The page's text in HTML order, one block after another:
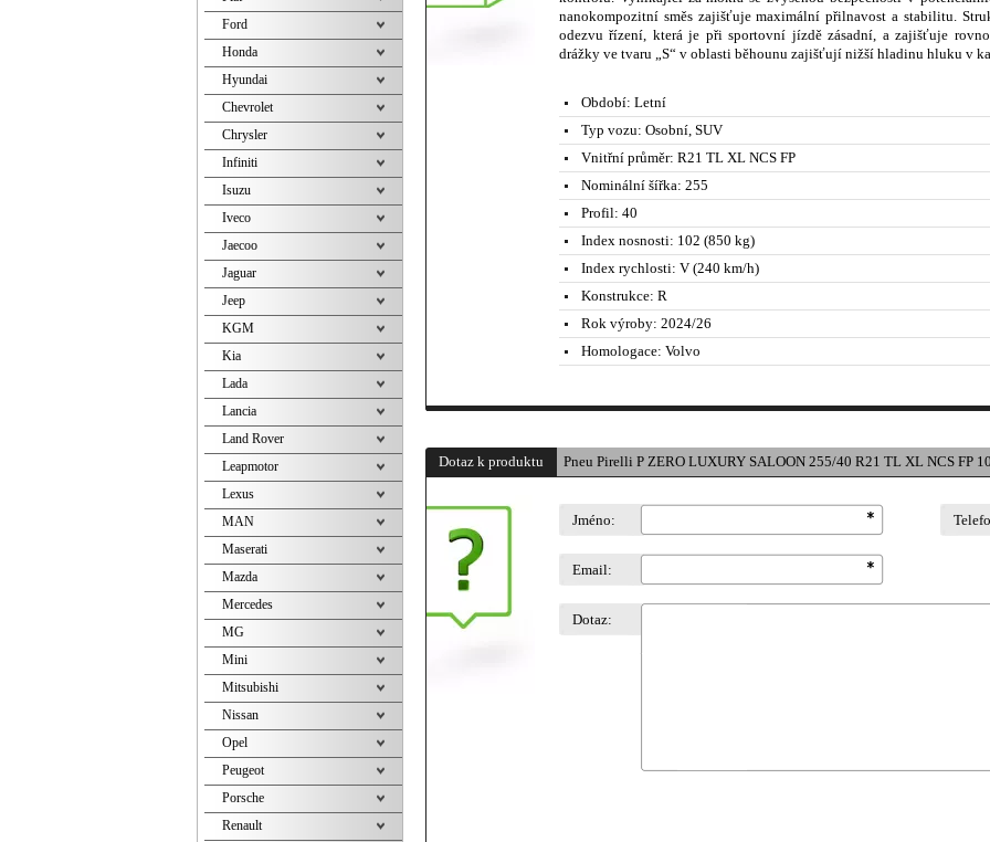
nanokompozitní směs zajišťuje maximální přilnavost a stabilitu.
odezvu řízení, která je při sportovní jízdě zásadní, a zajišťuje
drážky ve tvaru „S“ v oblasti běhounu zajišťují nižší hladinu hluku v
Období: Letní
Typ vozu: Osobní, SUV
Vnitřní průměr: R21 TL XL NCS FP
Nominální šířka: 255
Profil: 40
Index nosnosti: 102 (850 kg)
Index rychlosti: V (240 km/h)
Konstrukce: R
Rok výroby: 2024/26
Homologace: Volvo
Dotaz k produktu Pneu Pirelli P ZERO LUXURY SALOON 255/40 R21 TL XL NCS FP
Jméno:
Email:
Dotaz:
Ford
Honda
Hyundai
Chevrolet
Chrysler
Infiniti
Isuzu
Iveco
Jaecoo
Jaguar
Jeep
KGM
Kia
Lada
Lancia
Land Rover
Leapmotor
Lexus
MAN
Maserati
Mazda
Mercedes
MG
Mini
Mitsubishi
Nissan
Opel
Peugeot
Porsche
Renault